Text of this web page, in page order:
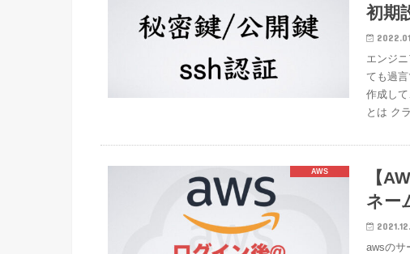
初期
エンジ
ても過
作成し
とは ク
AWS
【
ネー
awsのサ